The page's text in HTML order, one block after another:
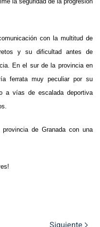
con la multitud de
y su dificultad antes de
En el sur de la provincia en
ferrata muy peculiar por su
a vías de escalada deportiva
de Granada con una